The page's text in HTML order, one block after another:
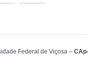
Federal de Viçosa –